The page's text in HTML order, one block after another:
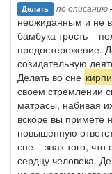
Делать по описанию
неожиданным и не
бамбука трость –
предостережение.
созидательную
Делать во сне
своем стремлении
матрасы, набивая
вскоре вы примете
повышенную
сне – знак того,
сердцу человека.